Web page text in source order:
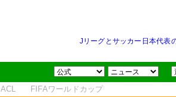
Jリーグとサッカー日本代表
ACL FIFAワールドカップ